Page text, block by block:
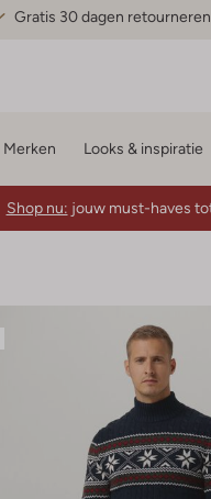
Gratis 30 dagen
Merken Looks & inspiratie
Shop nu: jouw must-haves